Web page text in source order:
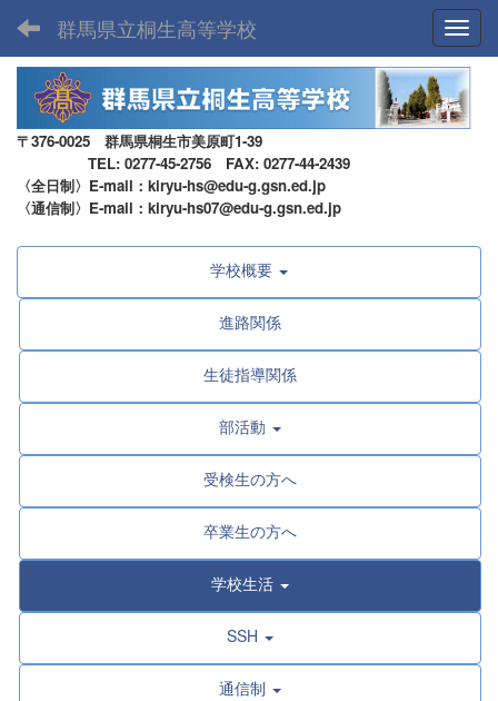
群馬県立桐生高等学校
〒376-0025 群馬県桐生市美原町1-39
TEL: 0277-45-2756 FAX: 0277-44-2439
〈全日制〉E-mail：kiryu-hs@edu-g.gsn.ed.jp
〈通信制〉E-mail：kiryu-hs07@edu-g.gsn.ed.jp
学校概要
進路関係
生徒指導関係
部活動
受検生の方へ
卒業生の方へ
学校生活
SSH
通信制